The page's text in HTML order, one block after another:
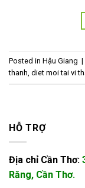
Posted in Hậu Giang |
thanh, diet moi tai vi
HỖ TRỢ
Địa chỉ Cần Thơ:
Răng, Cần Thơ.